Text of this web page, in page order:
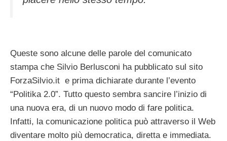
Queste sono alcune delle parole del comunicato
stampa che Silvio Berlusconi ha pubblicato sul sito
ForzaSilvio.it e prima dichiarate durante l’evento
“Politika 2.0”. Tutto questo sembra sancire l’inizio di
una nuova era, di un nuovo modo di fare politica.
Infatti, la comunicazione politica può attraverso il Web
diventare molto più democratica, diretta e immediata.